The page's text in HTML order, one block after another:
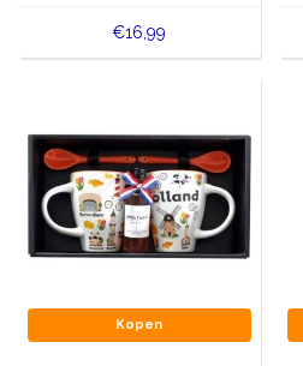
€16,99
Kopen